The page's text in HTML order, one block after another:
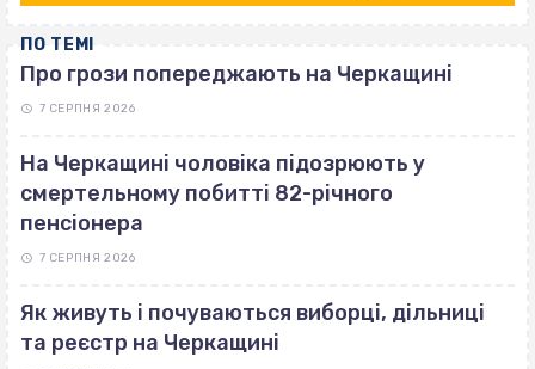
ПО ТЕМІ
Про грози попереджають на Черкащині
7 СЕРПНЯ 2026
На Черкащині чоловіка підозрюють у
смертельному побитті 82-річного
пенсіонера
7 СЕРПНЯ 2026
Як живуть і почуваються виборці, дільниці
та реєстр на Черкащині